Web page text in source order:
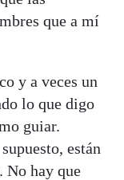
que a mí
y a veces un
lo que digo
guiar.
están
No hay que